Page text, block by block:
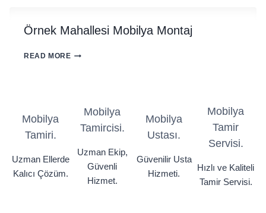
Örnek Mahallesi Mobilya Montaj
READ MOREÖRNEK
Mobilya
Tamiri.
Uzman Ellerde
Kalıcı Çözüm.
Mobilya
Tamircisi.
Uzman Ekip,
Güvenli
Hizmet.
Mobilya
Ustası.
Güvenilir Usta
Hizmeti.
Mobilya
Tamir
Servisi.
Hızlı ve Kaliteli
Tamir Servisi.